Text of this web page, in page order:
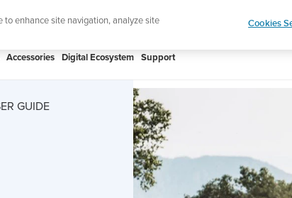
sports watch designed for runners Shop
Accessories Digital Ecosystem Support
GUIDE
to enhance site navigation, analyze site
Cookies